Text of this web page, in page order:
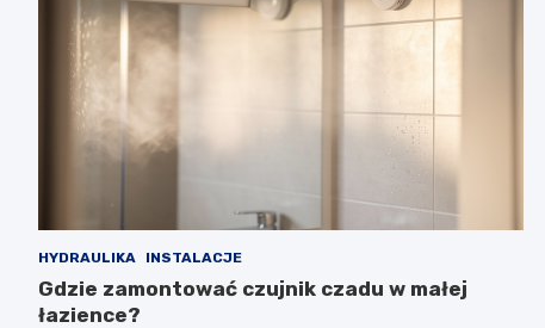
HYDRAULIKA INSTALACJE
Gdzie zamontować czujnik czadu w małej
łazience?